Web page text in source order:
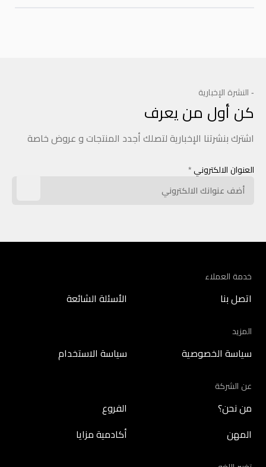
- النشرة الإخبارية
كن أول من يعرف
اشترك بنشرتنا الإخبارية لتصلك أجدد المنتجات و عروض خاصة
العنوان الالكتروني *
خدمة العملاء
اتصل بنا الأسئلة الشائعة
المزيد
سياسة الخصوصية سياسة الاستخدام
عن الشركة
من نحن؟ الفروع
المهن أكادمية مزايا